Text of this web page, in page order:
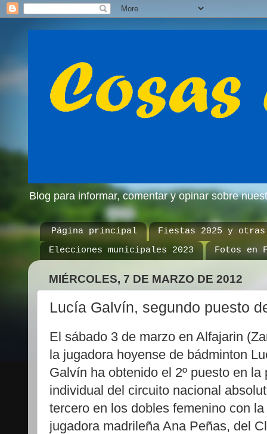
Blog para informar, comentar y opinar sobre
Página principal
Fiestas 2025 y otras
Elecciones municipales 2023
Fotos en
MIÉRCOLES, 7 DE MARZO DE 2012
Lucía Galvín, segundo puesto
El sábado 3 de marzo en Alfajarin
la jugadora hoyense de bádminton
Galvín ha obtenido el 2º puesto en la
individual del circuito nacional
tercero en los dobles femenino con la
jugadora madrileña Ana Peñas, del